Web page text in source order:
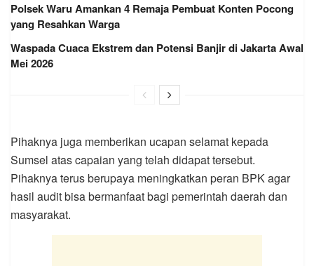
Polsek Waru Amankan 4 Remaja Pembuat Konten Pocong
yang Resahkan Warga
Waspada Cuaca Ekstrem dan Potensi Banjir di Jakarta Awal
Mei 2026
Pihaknya juga memberikan ucapan selamat kepada
Sumsel atas capaian yang telah didapat tersebut.
Pihaknya terus berupaya meningkatkan peran BPK agar
hasil audit bisa bermanfaat bagi pemerintah daerah dan
masyarakat.